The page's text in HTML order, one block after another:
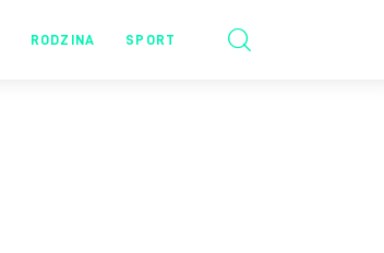
RODZINA SPORT